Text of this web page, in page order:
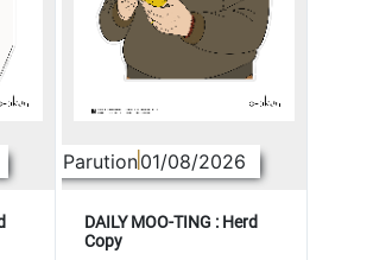
Parution01/08/2026
DAILY MOO-TING : Herd
Copy